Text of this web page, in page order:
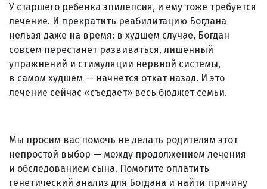
У старшего ребенка эпилепсия, и ему тоже требуется
лечение. И прекратить реабилитацию Богдана
нельзя даже на время: в худшем случае, Богдан
совсем перестанет развиваться, лишенный
упражнений и стимуляции нервной системы,
в самом худшем — начнется откат назад. И это
лечение сейчас «съедает» весь бюджет семьи.
Мы просим вас помочь не делать родителям этот
непростой выбор — между продолжением лечения
и обследованием сына. Помогите оплатить
генетический анализ для Богдана и найти причину